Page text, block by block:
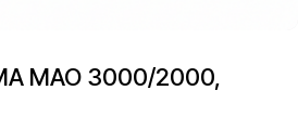
MAO 3000/2000,